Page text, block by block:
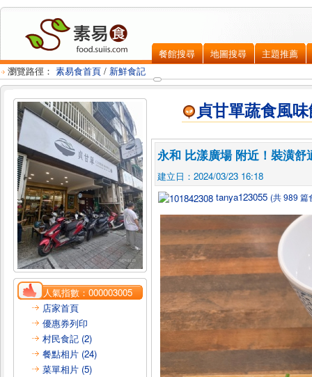
餐館搜尋 地圖搜尋
主題推薦
瀏覽路徑： 素易食首頁 / 新鮮食記
人氣指數：000003005
店家首頁
優惠券列印
村民食記 (2)
餐點相片 (24)
菜單相片 (5)
貞甘單蔬食風
永和 比漾廣場 附近！裝潢
建立日：2024/03/23 16:18
tanya123055 (共 989 篇